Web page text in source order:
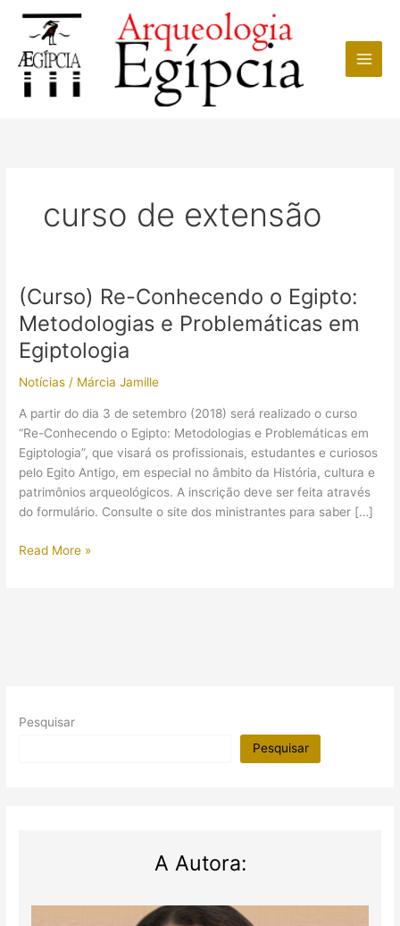
conteúdo
curso de extensão
(Curso) Re-Conhecendo o Egipto:
Metodologias e Problemáticas em
Egiptologia
Notícias / Márcia Jamille
A partir do dia 3 de setembro (2018) será realizado o curso
“Re-Conhecendo o Egipto: Metodologias e Problemáticas em
Egiptologia”, que visará os profissionais, estudantes e curiosos
pelo Egito Antigo, em especial no âmbito da História, cultura e
patrimônios arqueológicos. A inscrição deve ser feita através
do formulário. Consulte o site dos ministrantes para saber […]
(Curso)
Egiptologia
Read More »
Pesquisar
Pesquisar
A Autora: